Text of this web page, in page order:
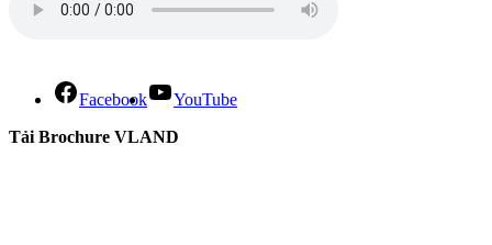
Facebook
YouTube
Tải Brochure VLAND